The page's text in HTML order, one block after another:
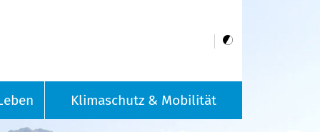
Klimaschutz & Mobilität